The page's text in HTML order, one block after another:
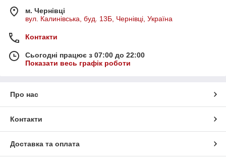
м. Чернівці
вул. Калинівська, буд. 13Б, Чернівці, Україна
Контакти
Сьогодні працює з 07:00 до 22:00
Показати весь графік роботи
Про нас
Контакти
Доставка та оплата